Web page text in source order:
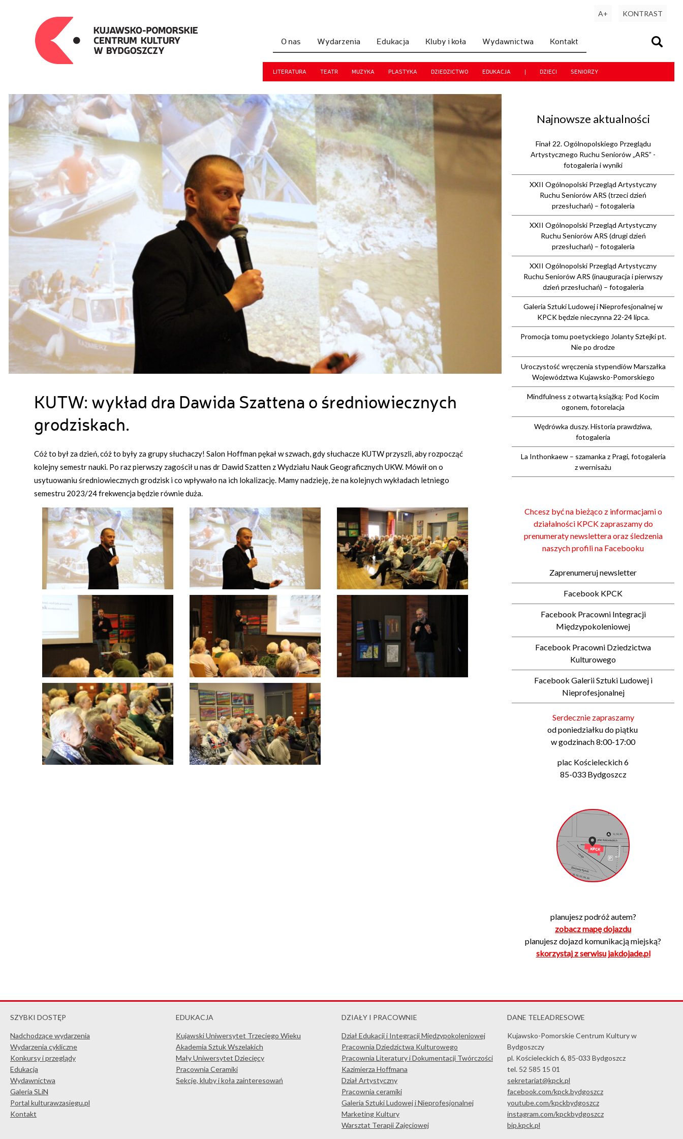
O nas Wydarzenia Edukacja Kluby i koła Wydawnictwa Kontakt
LITERATURA TEATR MUZYKA PLASTYKA DZIEDZICTWO EDUKACJA | DZIECI SENIORZY
A+ KONTRAST
KUTW: wykład dra Dawida Szattena o średniowiecznych
grodziskach.
Cóż to był za dzień, cóż to były za grupy słuchaczy! Salon Hoffman pękał w szwach, gdy słuchacze KUTW przyszli, aby rozpocząć
kolejny semestr nauki. Po raz pierwszy zagościł u nas dr Dawid Szatten z Wydziału Nauk Geograficznych UKW. Mówił on o
usytuowaniu średniowiecznych grodzisk i co wpływało na ich lokalizację. Mamy nadzieję, że na kolejnych wykładach letniego
semestru 2023/24 frekwencja będzie równie duża.
Najnowsze aktualności
Finał 22. Ogólnopolskiego Przeglądu
Artystycznego Ruchu Seniorów „ARS” -
fotogaleria i wyniki
XXII Ogólnopolski Przegląd Artystyczny
Ruchu Seniorów ARS (trzeci dzień
przesłuchań) – fotogaleria
XXII Ogólnopolski Przegląd Artystyczny
Ruchu Seniorów ARS (drugi dzień
przesłuchań) – fotogaleria
XXII Ogólnopolski Przegląd Artystyczny
Ruchu Seniorów ARS (inauguracja i pierwszy
dzień przesłuchań) – fotogaleria
Galeria Sztuki Ludowej i Nieprofesjonalnej w
KPCK będzie nieczynna 22-24 lipca.
Promocja tomu poetyckiego Jolanty Sztejki pt.
Nie po drodze
Uroczystość wręczenia stypendiów Marszałka
Województwa Kujawsko-Pomorskiego
Mindfulness z otwartą książką: Pod Kocim
ogonem, fotorelacja
Wędrówka duszy. Historia prawdziwa,
fotogaleria
La Inthonkaew – szamanka z Pragi, fotogaleria
z wernisażu
Chcesz być na bieżąco z informacjami o
działalności KPCK zapraszamy do
prenumeraty newslettera oraz śledzenia
naszych profili na Facebooku
Zaprenumeruj newsletter
Facebook KPCK
Facebook Pracowni Integracji
Międzypokoleniowej
Facebook Pracowni Dziedzictwa
Kulturowego
Facebook Galerii Sztuki Ludowej i
Nieprofesjonalnej
Serdecznie zapraszamy
od poniedziałku do piątku
w godzinach 8:00-17:00
plac Kościeleckich 6
85-033 Bydgoszcz
planujesz podróż autem?
zobacz mapę dojazdu
planujesz dojazd komunikacją miejską?
skorzystaj z serwisu jakdojade.pl
SZYBKI DOSTĘP
Nadchodzące wydarzenia
Wydarzenia cykliczne
Konkursy i przeglądy
Edukacja
Wydawnictwa
Galeria SLiN
Portal kulturawzasiegu.pl
Kontakt
EDUKACJA
Kujawski Uniwersytet Trzeciego Wieku
Akademia Sztuk Wszelakich
Mały Uniwersytet Dziecięcy
Pracownia Ceramiki
Sekcje, kluby i koła zainteresowań
DZIAŁY I PRACOWNIE
Dział Edukacji i Integracji Międzypokoleniowej
Pracownia Dziedzictwa Kulturowego
Pracownia Literatury i Dokumentacji Twórczości
Kazimierza Hoffmana
Dział Artystyczny
Pracownia ceramiki
Galeria Sztuki Ludowej i Nieprofesjonalnej
Marketing Kultury
Warsztat Terapii Zajęciowej
DANE TELEADRESOWE
Kujawsko-Pomorskie Centrum Kultury w
Bydgoszczy
pl. Kościeleckich 6, 85-033 Bydgoszcz
tel. 52 585 15 01
sekretariat@kpck.pl
facebook.com/kpck.bydgoszcz
youtube.com/kpckbydgoszcz
instagram.com/kpckbydgoszcz
bip.kpck.pl